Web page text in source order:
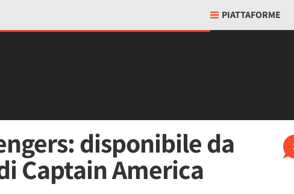
PIATTAFORME
disponibile da
Captain America